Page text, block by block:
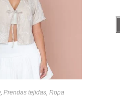
, Prendas tejidas, Ropa